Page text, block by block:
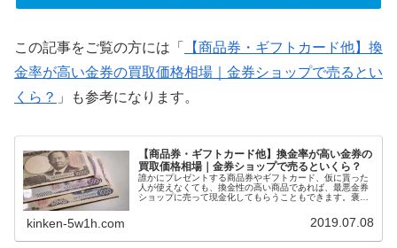
この記事をご覧の方には「
【商品券・ギフトカード他】換
金率が高い金券の買取価格相場｜金券ショップで売るとい
くら？ 」も参考になります。
【商品券・ギフトカード他】換金率が高い金券の
買取価格相場｜金券ショップで売るといくら？
誰かにプレゼントする商品券やギフトカード、仮に貰った
人が使えなくても、換金性の高い商品であれば、最悪金券
ショップに売って現金化してもらうこともできます。褒め
品券やギフトカードを選ぶと、自然に利用できる店舗が多
い金券をプレゼントすることにもなります。今回は、換金
kinken-5w1h.com 2019.07.08